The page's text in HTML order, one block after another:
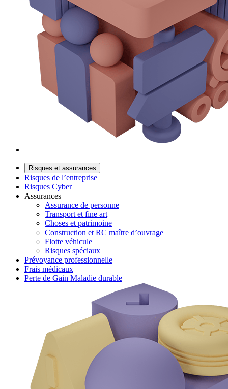
Risques et assurances
Risques de l’entreprise
Risques Cyber
Assurances
Assurance de personne
Transport et fine art
Choses et patrimoine
Construction et RC maître d’ouvrage
Flotte véhicule
Risques spéciaux
Prévoyance professionnelle
Frais médicaux
Perte de Gain Maladie durable